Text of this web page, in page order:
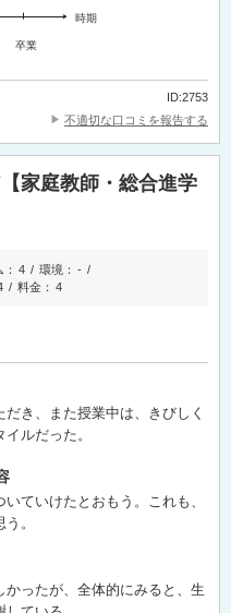
時期
卒業
ID:2753
不適切な口コミを報告する
家庭教師・総合進学
4 環境： -
料金： 4
き、また授業中は、きびしく
ルだった。
ていけたとおもう。これも、
。
ったが、全体的にみると、生